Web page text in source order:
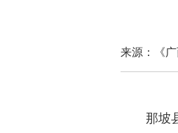
来源：《
那坡